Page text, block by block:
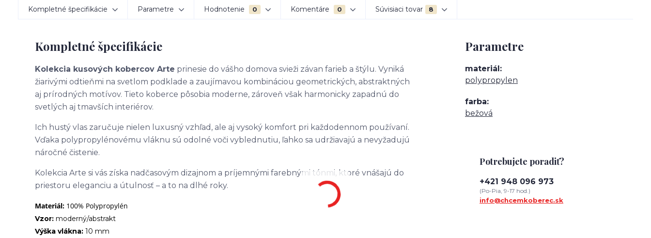
Kompletné špecifikácie Parametre Hodnotenie 0 Komentáre 0 Súvisiaci tovar 8
Kompletné špecifikácie
Kolekcia kusových kobercov Arte prinesie do vášho domova svieži závan farieb a štýlu. Vyniká
žiarivými odtieňmi na svetlom podklade a zaujímavou kombináciou geometrických, abstraktných
aj prírodných motívov. Tieto koberce pôsobia moderne, zároveň však harmonicky zapadnú do
svetlých aj tmavších interiérov.
Ich hustý vlas zaručuje nielen luxusný vzhľad, ale aj vysoký komfort pri každodennom používaní.
Vďaka polypropylénovému vláknu sú odolné voči vyblednutiu, ľahko sa udržiavajú a nevyžadujú
náročné čistenie.
Kolekcia Arte si vás získa nadčasovým dizajnom a príjemnými farebnými tónmi, ktoré vnášajú do
priestoru eleganciu a útulnosť – a to na dlhé roky.
Materiál: 100% Polypropylén
Vzor: moderný/abstrakt
Výška vlákna: 10 mm
Parametre
materiál
polypropylen
farba
bežová
Potrebujete poradiť?
+421 948 096 973
(Po-Pia, 9-17 hod.)
info@chcemkoberec.sk